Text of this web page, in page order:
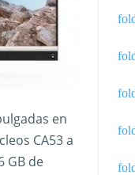
en
CA53 a
GB de